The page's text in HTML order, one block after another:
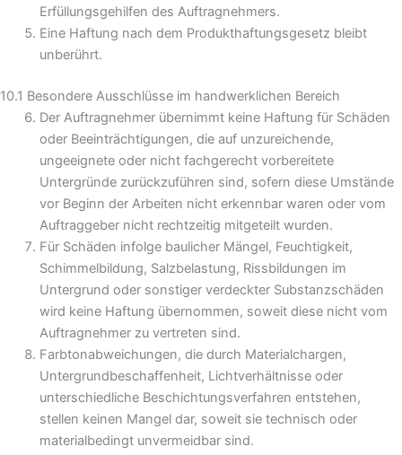
Erfüllungsgehilfen des Auftragnehmers.
Eine Haftung nach dem Produkthaftungsgesetz bleibt
unberührt.
10.1 Besondere Ausschlüsse im handwerklichen Bereich
Der Auftragnehmer übernimmt keine Haftung für Schäden
oder Beeinträchtigungen, die auf unzureichende,
ungeeignete oder nicht fachgerecht vorbereitete
Untergründe zurückzuführen sind, sofern diese Umstände
vor Beginn der Arbeiten nicht erkennbar waren oder vom
Auftraggeber nicht rechtzeitig mitgeteilt wurden.
Für Schäden infolge baulicher Mängel, Feuchtigkeit,
Schimmelbildung, Salzbelastung, Rissbildungen im
Untergrund oder sonstiger verdeckter Substanzschäden
wird keine Haftung übernommen, soweit diese nicht vom
Auftragnehmer zu vertreten sind.
Farbtonabweichungen, die durch Materialchargen,
Untergrundbeschaffenheit, Lichtverhältnisse oder
unterschiedliche Beschichtungsverfahren entstehen,
stellen keinen Mangel dar, soweit sie technisch oder
materialbedingt unvermeidbar sind.